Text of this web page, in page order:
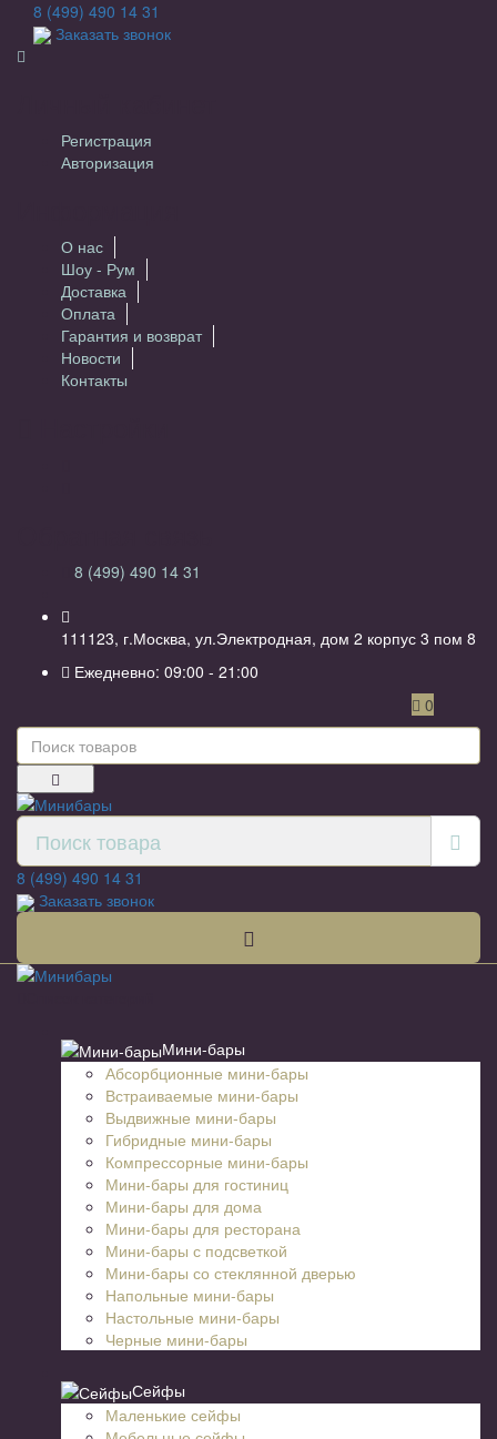
8 (499) 490 14 31
Заказать звонок
Регистрация
Авторизация
О нас
Шоу - Рум
Доставка
Оплата
Гарантия и возврат
Новости
Контакты
8 (499) 490 14 31
111123, г.Москва, ул.Электродная, дом 2 корпус 3 пом 8
Ежедневно: 09:00 - 21:00
0
8 (499) 490 14 31
Заказать звонок
Мини-бары
Абсорбционные мини-бары
Встраиваемые мини-бары
Выдвижные мини-бары
Гибридные мини-бары
Компрессорные мини-бары
Мини-бары для гостиниц
Мини-бары для дома
Мини-бары для ресторана
Мини-бары с подсветкой
Мини-бары со стеклянной дверью
Напольные мини-бары
Настольные мини-бары
Черные мини-бары
Сейфы
Маленькие сейфы